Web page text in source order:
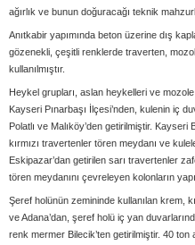
ağırlık ve bunun doğuracağı teknik
Anıtkabir yapımında beton üzerine dış
gözenekli, çeşitli renklerde traverten,
kullanılmıştır.
Heykel grupları, aslan heykelleri ve
Kayseri Pınarbaşı İlçesi’nden, kulenin iç
Polatlı ve Malıköy’den getirilmiştir.
kırmızı travertenler tören meydanı ve
Eskipazar’dan getirilen sarı travertenler
tören meydanını çevreleyen kolonların
Şeref holünün zemininde kullanılan krem,
ve Adana’dan, şeref holü iç yan
renk mermer Bilecik’ten getirilmiştir. 40 ton